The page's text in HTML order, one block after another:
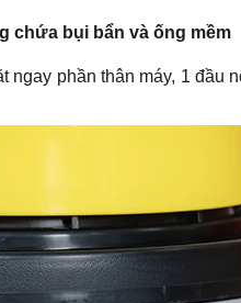
chứa bụi bẩn và ống mềm
ngay phần thân máy, 1 đầu